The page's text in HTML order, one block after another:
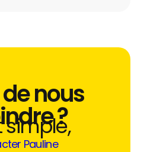
nous
?
simple,
Pauline